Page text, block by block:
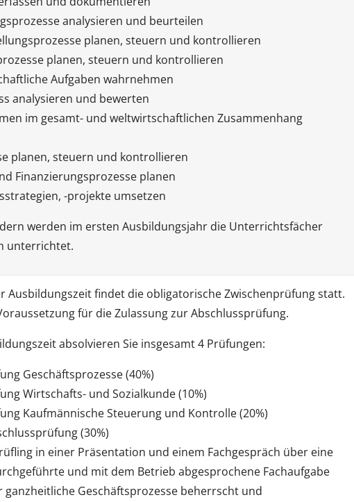
analysieren und beurteilen
planen, steuern und kontrollieren
planen, steuern und kontrollieren
Aufgaben wahrnehmen
analysieren und bewerten
im gesamt- und weltwirtschaftlichen Zusammenhang
planen, steuern und kontrollieren
Finanzierungsprozesse planen
-projekte umsetzen
werden im ersten Ausbildungsjahr die Unterrichtsfächer
unterrichtet.
Ausbildungszeit findet die obligatorische Zwischenprüfung statt.
für die Zulassung zur Abschlussprüfung.
absolvieren Sie insgesamt 4 Prüfungen:
Geschäftsprozesse (40%)
Wirtschafts- und Sozialkunde (10%)
Kaufmännische Steuerung und Kontrolle (20%)
(30%)
in einer Präsentation und einem Fachgespräch über eine
und mit dem Betrieb abgesprochene Fachaufgabe
ganzheitliche Geschäftsprozesse beherrscht und